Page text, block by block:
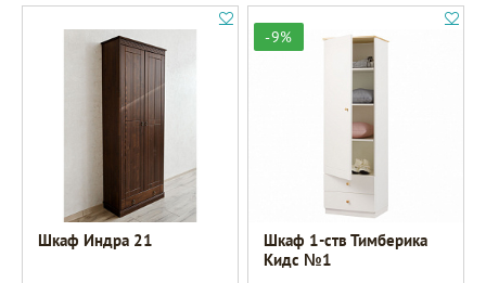
Шкаф Индра 21
-9%
Шкаф 1-ств Тимберика
Кидс №1